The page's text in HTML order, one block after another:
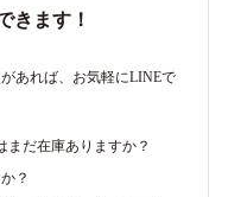
きます！
あれば、お気軽にLINEで
まだ在庫ありますか？
？